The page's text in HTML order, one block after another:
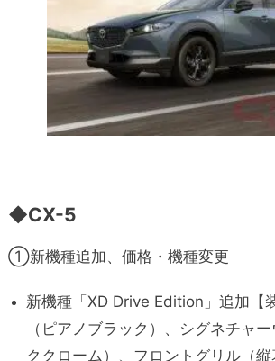
◆CX-5
①新機種追加、価格・機種変更
新機種「XD Drive Edition」追加【
（ピアノブラック）、シグネチャ
ククローム）、フロントグリル（